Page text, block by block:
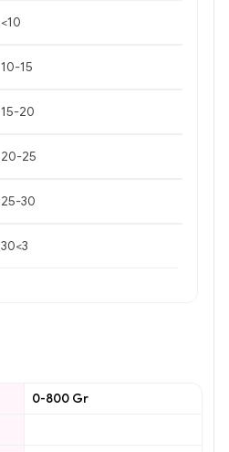
<10
10-15
15-20
20-25
25-30
30<3
0-800 Gr